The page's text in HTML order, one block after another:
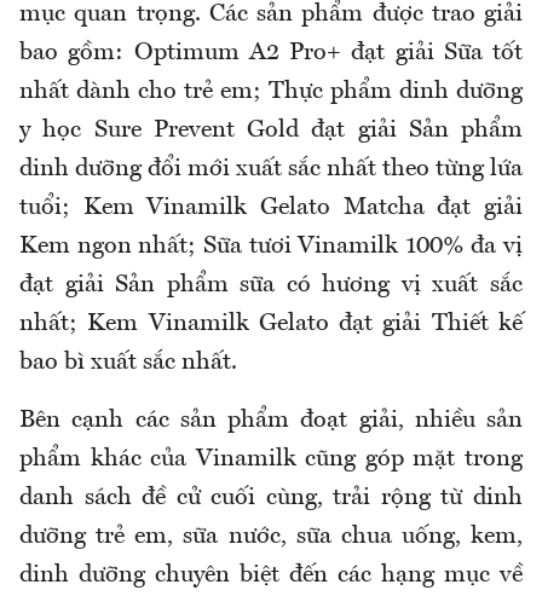
mục quan trọng. Các sản phẩm được trao giải
bao gồm: Optimum A2 Pro+ đạt giải Sữa tốt
nhất dành cho trẻ em; Thực phẩm dinh dưỡng
y học Sure Prevent Gold đạt giải Sản phẩm
dinh dưỡng đổi mới xuất sắc nhất theo từng lứa
tuổi; Kem Vinamilk Gelato Matcha đạt giải
Kem ngon nhất; Sữa tươi Vinamilk 100% đa vị
đạt giải Sản phẩm sữa có hương vị xuất sắc
nhất; Kem Vinamilk Gelato đạt giải Thiết kế
bao bì xuất sắc nhất.
Bên cạnh các sản phẩm đoạt giải, nhiều sản
phẩm khác của Vinamilk cũng góp mặt trong
danh sách đề cử cuối cùng, trải rộng từ dinh
dưỡng trẻ em, sữa nước, sữa chua uống, kem,
dinh dưỡng chuyên biệt đến các hạng mục về